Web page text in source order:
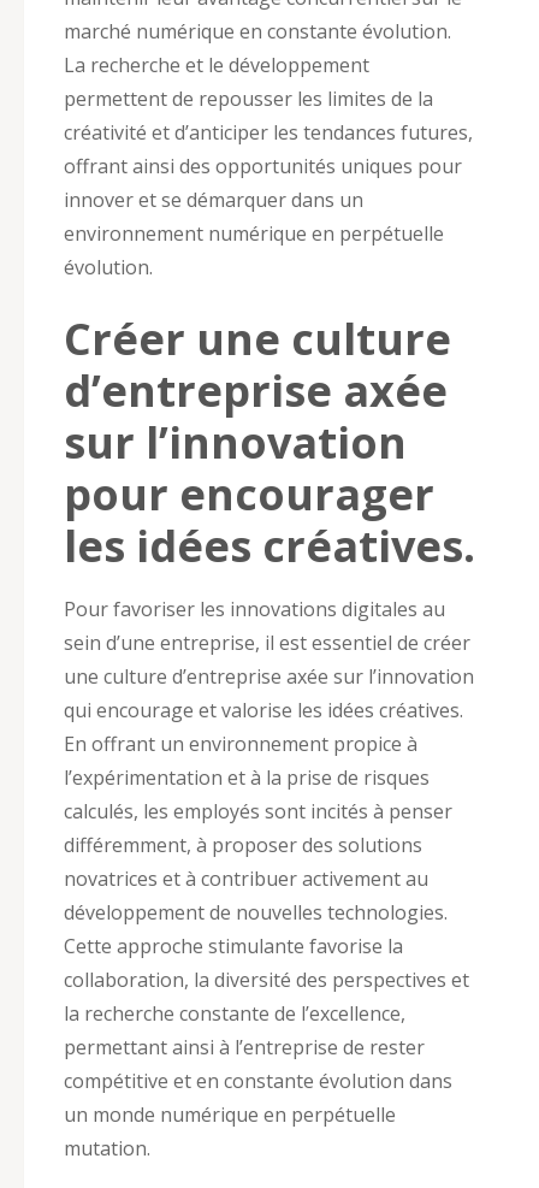
marché numérique en constante évolution.
La recherche et le développement
permettent de repousser les limites de la
créativité et d’anticiper les tendances futures,
offrant ainsi des opportunités uniques pour
innover et se démarquer dans un
environnement numérique en perpétuelle
évolution.
Créer une culture
d’entreprise axée
sur l’innovation
pour encourager
les idées créatives.
Pour favoriser les innovations digitales au
sein d’une entreprise, il est essentiel de créer
une culture d’entreprise axée sur l’innovation
qui encourage et valorise les idées créatives.
En offrant un environnement propice à
l’expérimentation et à la prise de risques
calculés, les employés sont incités à penser
différemment, à proposer des solutions
novatrices et à contribuer activement au
développement de nouvelles technologies.
Cette approche stimulante favorise la
collaboration, la diversité des perspectives et
la recherche constante de l’excellence,
permettant ainsi à l’entreprise de rester
compétitive et en constante évolution dans
un monde numérique en perpétuelle
mutation.